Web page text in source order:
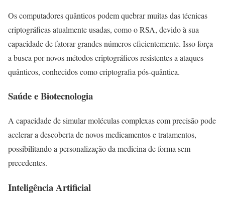
Os computadores quânticos podem quebrar muitas das técnicas
criptográficas atualmente usadas, como o RSA, devido à sua
capacidade de fatorar grandes números eficientemente. Isso força
a busca por novos métodos criptográficos resistentes a ataques
quânticos, conhecidos como criptografia pós-quântica.
Saúde e Biotecnologia
A capacidade de simular moléculas complexas com precisão pode
acelerar a descoberta de novos medicamentos e tratamentos,
possibilitando a personalização da medicina de forma sem
precedentes.
Inteligência Artificial